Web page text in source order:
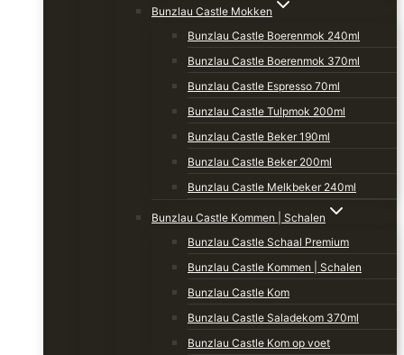
Bunzlau Castle Mokken
Bunzlau Castle Boerenmok 240ml
Bunzlau Castle Boerenmok 370ml
Bunzlau Castle Espresso 70ml
Bunzlau Castle Tulpmok 200ml
Bunzlau Castle Beker 190ml
Bunzlau Castle Beker 200ml
Bunzlau Castle Melkbeker 240ml
Bunzlau Castle Kommen | Schalen
Bunzlau Castle Schaal Premium
Bunzlau Castle Kommen | Schalen
Bunzlau Castle Kom
Bunzlau Castle Saladekom 370ml
Bunzlau Castle Kom op voet